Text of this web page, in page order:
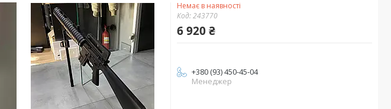
Немає в наявності
Код:243770
6 920 ₴
+380 (93) 450-45-04
Менеджер